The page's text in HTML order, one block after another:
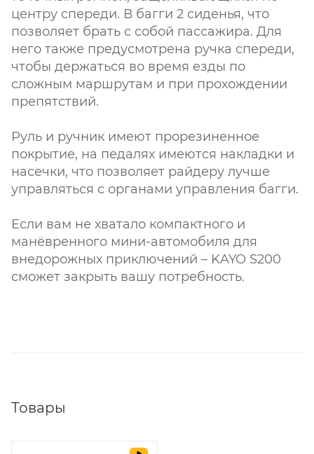
центру спереди. В багги 2 сиденья, что
позволяет брать с собой пассажира. Для
него также предусмотрена ручка спереди,
чтобы держаться во время езды по
сложным маршрутам и при прохождении
препятствий.
Руль и ручник имеют прорезиненное
покрытие, на педалях имеются накладки и
насечки, что позволяет райдеру лучше
управляться с органами управления багги.
Если вам не хватало компактного и
манёвренного мини-автомобиля для
внедорожных приключений – KAYO S200
сможет закрыть вашу потребность.
Товары